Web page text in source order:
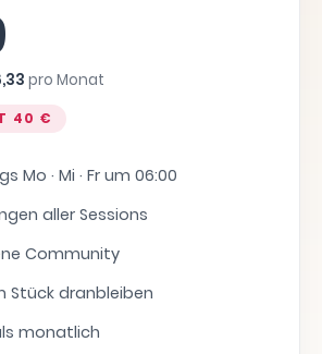
pro Monat
40 €
Mo · Mi · Fr um 06:00
aller Sessions
Community
Stück dranbleiben
monatlich